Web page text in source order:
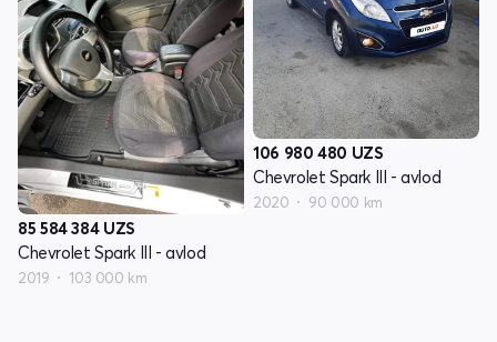
85 584 384 UZS
Chevrolet Spark III - avlod
2019 103 000 km
106 980 480 UZS
Chevrolet Spark III - avlod
2020 90 000 km